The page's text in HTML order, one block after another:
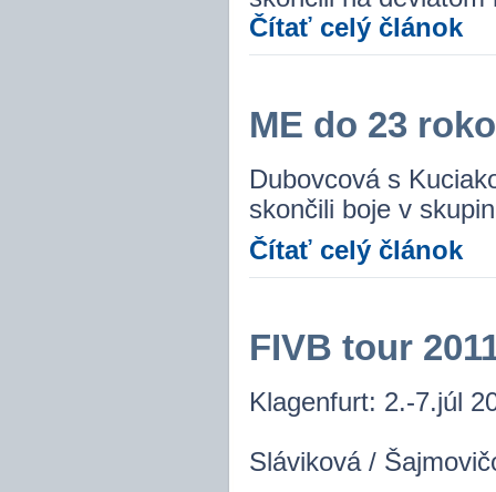
Čítať celý článok
ME do 23
Dubovcová s
skončili boje v
Čítať celý článok
FIVB tour
Klagenfurt: 2.-7.júl
Sláviková /